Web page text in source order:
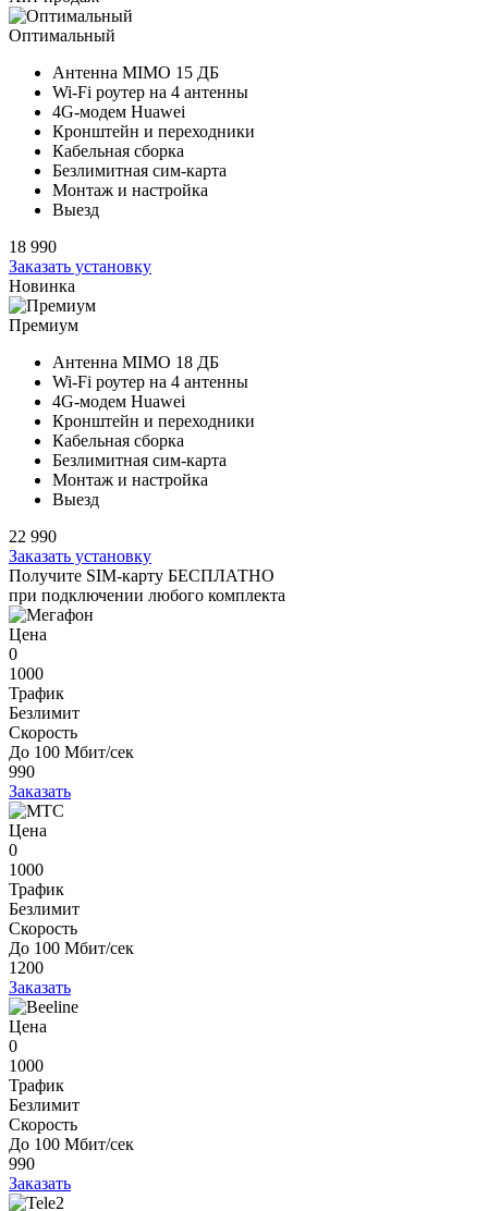
Оптимальный
Антенна MIMO 15 ДБ
Wi-Fi роутер на 4 антенны
4G-модем Huawei
Кронштейн и переходники
Кабельная сборка
Безлимитная сим-карта
Монтаж и настройка
Выезд
18 990
Заказать установку
Новинка
Премиум
Антенна MIMO 18 ДБ
Wi-Fi роутер на 4 антенны
4G-модем Huawei
Кронштейн и переходники
Кабельная сборка
Безлимитная сим-карта
Монтаж и настройка
Выезд
22 990
Заказать установку
Получите SIM-карту БЕСПЛАТНО
при подключении любого комплекта
Цена
0
1000
Трафик
Безлимит
Скорость
До 100 Мбит/сек
990
Заказать
Цена
0
1000
Трафик
Безлимит
Скорость
До 100 Мбит/сек
1200
Заказать
Цена
0
1000
Трафик
Безлимит
Скорость
До 100 Мбит/сек
990
Заказать